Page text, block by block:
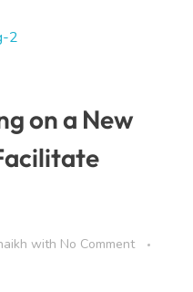
on a New
with No Comment